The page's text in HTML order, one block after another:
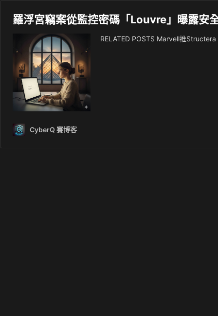
羅浮宮竊案從監控密碼「Louvre」曝露安
RELATED POSTS Marvell推
CyberQ 賽博客